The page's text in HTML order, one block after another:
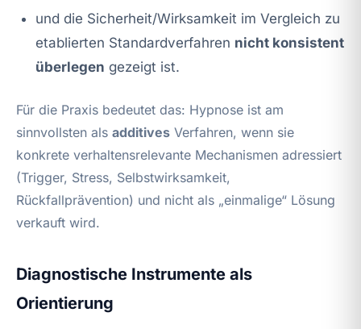
und die Sicherheit/Wirksamkeit im Vergleich zu
etablierten Standardverfahren nicht konsistent
überlegen gezeigt ist.
Für die Praxis bedeutet das: Hypnose ist am
sinnvollsten als additives Verfahren, wenn sie
konkrete verhaltensrelevante Mechanismen adressiert
(Trigger, Stress, Selbstwirksamkeit,
Rückfallprävention) und nicht als „einmalige“ Lösung
verkauft wird.
Diagnostische Instrumente als
Orientierung